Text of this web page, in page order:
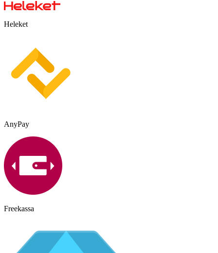
Heleket
AnyPay
Freekassa